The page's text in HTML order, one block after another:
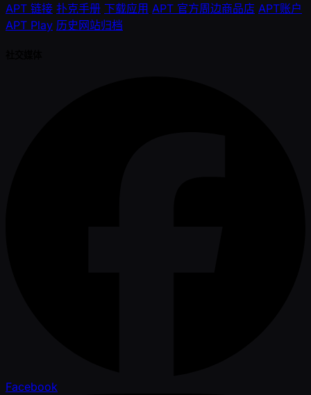
APT 链接 扑克手册 下载应用 APT 官方周边商品店 APT账户
APT Play 历史网站归档
Facebook